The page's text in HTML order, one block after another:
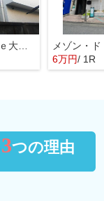
Ｓｈａｒｅｌｌｅ大森Ⅱ
メゾン・
6万円/ 1R
3つの理由